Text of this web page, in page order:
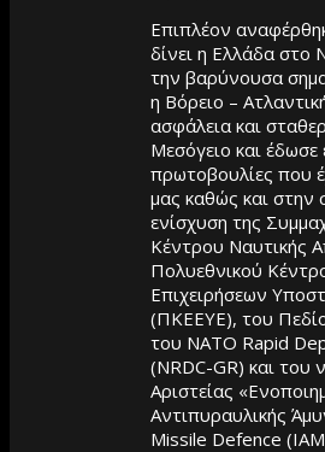
Επιπλέον
δίνει η Ελλάδα στο
την βαρύνουσα
η Βόρειο –
ασφάλεια και
Μεσόγειο και έδωσε
πρωτοβουλίες που
μας καθώς και στην
ενίσχυση της
Κέντρου Ναυτικής
Πολυεθνικού
Επιχειρήσεων
(ΠΚΕΕΥΕ), του
του ΝΑΤΟ Rapid
(NRDC-GR) και του
Αριστείας
Αντιπυραυλικής
Missile Defence